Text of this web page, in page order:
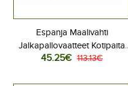
Espanja Maalivahti
Jalkapallovaatteet Kotipaita
MM-kisat 2026 Pitkähihainen
45.25€ 113.13€